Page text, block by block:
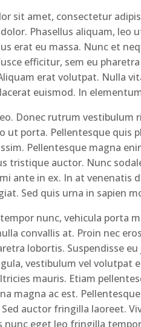
sit amet, consectetur
Phasellus aliquam, leo
erat eu massa. Nunc et
efficitur, sem eu
erat volutpat. Nulla
euismod. In
Donec rutrum vestibulum
ut porta. Pellentesque quis
Pellentesque magna
tristique auctor. Nunc
ante in ex. In at venenatis
Sed quis urna in sapien
nunc, vehicula porta
convallis at. Proin nec
lobortis. Suspendisse
vestibulum vel volutpat
mauris. Etiam
magna ac est.
auctor fringilla laoreet.
nunc eget leo fringilla